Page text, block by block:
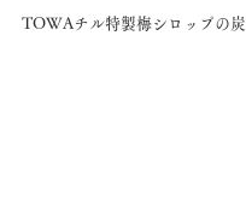
TOWAチル特製梅シロップの炭